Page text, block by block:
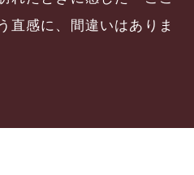
直感に、間違いはありま